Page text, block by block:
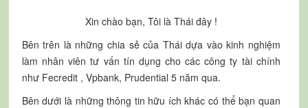
Xin chào bạn, Tôi là Thái đây !
Bên trên là những chia sẻ của Thái dựa vào kinh nghiệm
làm nhân viên tư vấn tín dụng cho các công ty tài chính
như Fecredit , Vpbank, Prudential 5 năm qua.
Bên dưới là những thông tin hữu ích khác có thể bạn quan